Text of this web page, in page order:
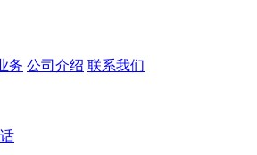
务 公司介绍 联系我们